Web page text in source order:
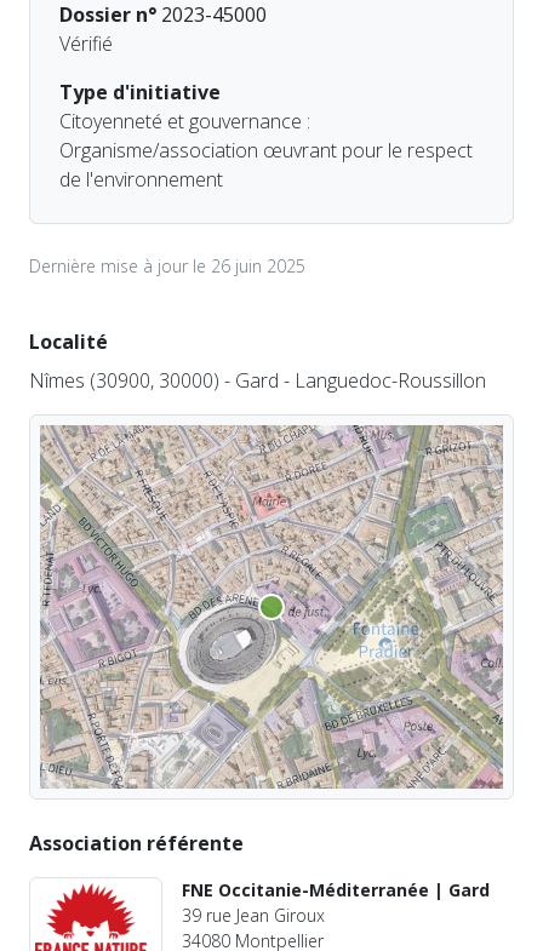
Dossier n° 2023-45000
Vérifié
Type d'initiative
Citoyenneté et gouvernance :
Organisme/association œuvrant pour le respect
de l'environnement
Dernière mise à jour le 26 juin 2025
Localité
Nîmes (30900, 30000) - Gard - Languedoc-Roussillon
Association référente
FNE Occitanie-Méditerranée | Gard
39 rue Jean Giroux
34080 Montpellier